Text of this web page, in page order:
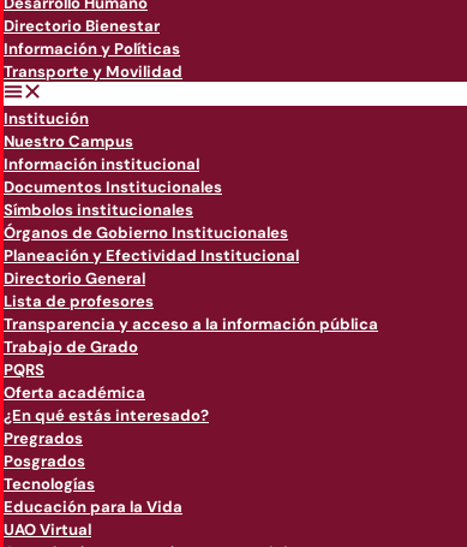
Directorio Bienestar
Información y Políticas
Transporte y Movilidad
Institución
Nuestro Campus
Información institucional
Documentos Institucionales
Símbolos institucionales
Órganos de Gobierno Institucionales
Planeación y Efectividad Institucional
Directorio General
Lista de profesores
Transparencia y acceso a la información pública
Trabajo de Grado
PQRS
Oferta académica
¿En qué estás interesado?
Pregrados
Posgrados
Tecnologías
Educación para la Vida
UAO Virtual